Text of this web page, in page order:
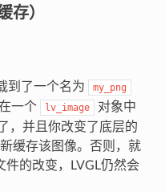
）
到了一个名为 my_png
一个 lv_image
对象中
，并且你改变了底层的
缓存该图像。否则，就
的改变，LVGL仍然会